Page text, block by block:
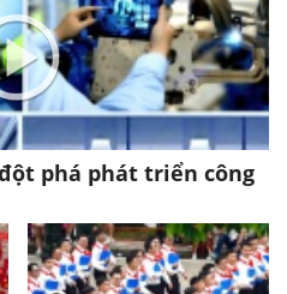
phá phát triển công